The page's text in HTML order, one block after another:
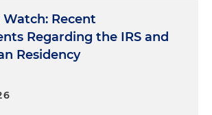
Recent
Regarding the IRS and
Residency